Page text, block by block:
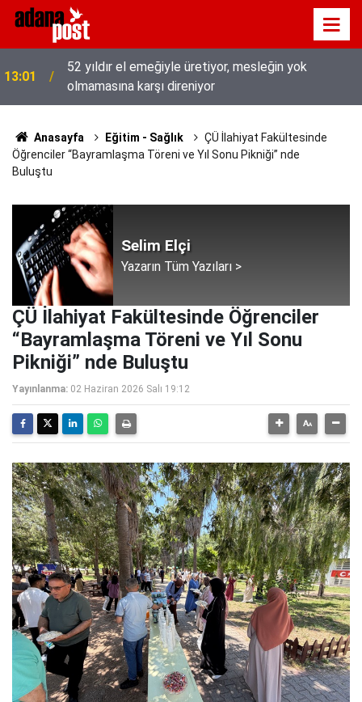
13:01
52 yıldır el emeğiyle üretiyor, mesleğin yok
olmamasına karşı direniyor
Anasayfa Eğitim - Sağlık
ÇÜ İlahiyat Fakültesinde
Öğrenciler “Bayramlaşma Töreni ve Yıl Sonu Pikniği” nde
Buluştu
Selim Elçi
Yazarın Tüm Yazıları >
ÇÜ İlahiyat Fakültesinde Öğrenciler
“Bayramlaşma Töreni ve Yıl Sonu
Pikniği” nde Buluştu
Yayınlanma: 02 Haziran 2026 Salı 19:12